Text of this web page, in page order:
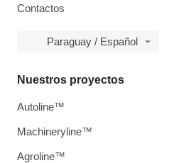
Contactos
Paraguay / Español
Nuestros proyectos
Autoline™
Machineryline™
Agroline™